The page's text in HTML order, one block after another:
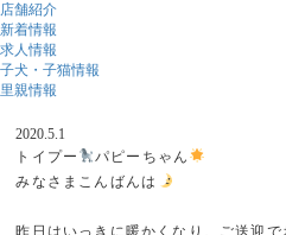
店舗紹介
新着情報
求人情報
子犬・子猫情報
里親情報
2020.5.1
トイプー
パピーちゃん
みなさまこんばんは
昨日はいっきに暖かくなり、ご送迎